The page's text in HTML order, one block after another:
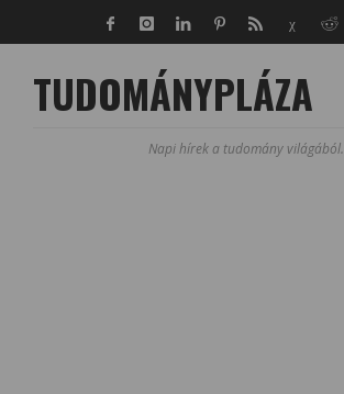
TUDOMÁNYPLÁZA
Napi hírek a tudomány világából.